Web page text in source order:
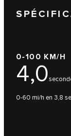
0-100 KM/H
4,0
0-60 mi/h en 3,8